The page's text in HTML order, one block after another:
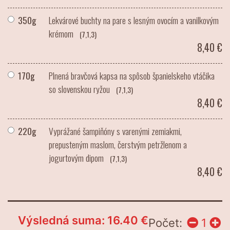
350g
Lekvárové buchty na pare s lesným ovocím a vanilkovým
krémom
(7,1,3)
8,40 €
170g
Plnená bravčová kapsa na spôsob španielskeho vtáčika
so slovenskou ryžou
(7,1,3)
8,40 €
220g
Vyprážané šampiňóny s varenými zemiakmi,
prepusteným maslom, čerstvým petržlenom a
jogurtovým dipom
(7,1,3)
8,40 €
Počet: 1
Výsledná suma: 16.40 €